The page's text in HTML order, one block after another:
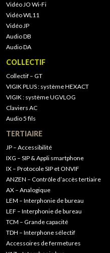
Vidéo JO Wi-Fi
Vidéo WL11
Vidéo JP
Audio DB
Audio DA
COLLECTIF
Collectif – GT
VIGIK PLUS : système HEXACT
VIGIK : système UGVLOG
Claviers AC
Audio 5 fils
TERTIAIRE
JP – Accessibilité
IXG – SIP & Appli smartphone
IX – Protocole SIP et ONVIF
ANZEN – Contrôle d’accès tertiaire
AX – Analogique
LEM – Interphonie de bureau
LEF – Interphonie de bureau
TCM – Grande capacité
TDH – Interphone sélectif
Accessoires de fermetures